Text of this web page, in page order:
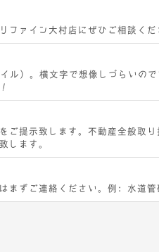
ファイン大村店にぜひご相談くだ
ル）。横文字で想像しづらいの
ご提示致します。不動産全般取り
します。
まずご連絡ください。例：水道